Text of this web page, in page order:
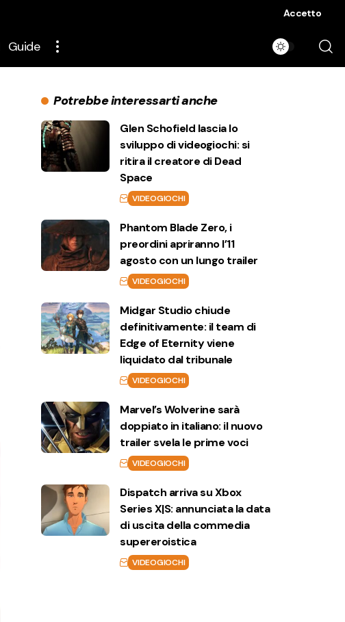
Accetto
Guide
Potrebbe interessarti anche
Glen Schofield lascia lo
sviluppo di videogiochi: si
ritira il creatore di Dead
Space
VIDEOGIOCHI
Phantom Blade Zero, i
preordini apriranno l’11
agosto con un lungo trailer
VIDEOGIOCHI
Midgar Studio chiude
definitivamente: il team di
Edge of Eternity viene
liquidato dal tribunale
VIDEOGIOCHI
Marvel’s Wolverine sarà
doppiato in italiano: il nuovo
trailer svela le prime voci
VIDEOGIOCHI
Dispatch arriva su Xbox
Series X|S: annunciata la data
di uscita della commedia
supereroistica
VIDEOGIOCHI